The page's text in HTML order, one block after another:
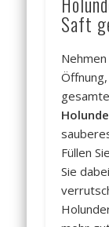
Saft
Füllen
Sie